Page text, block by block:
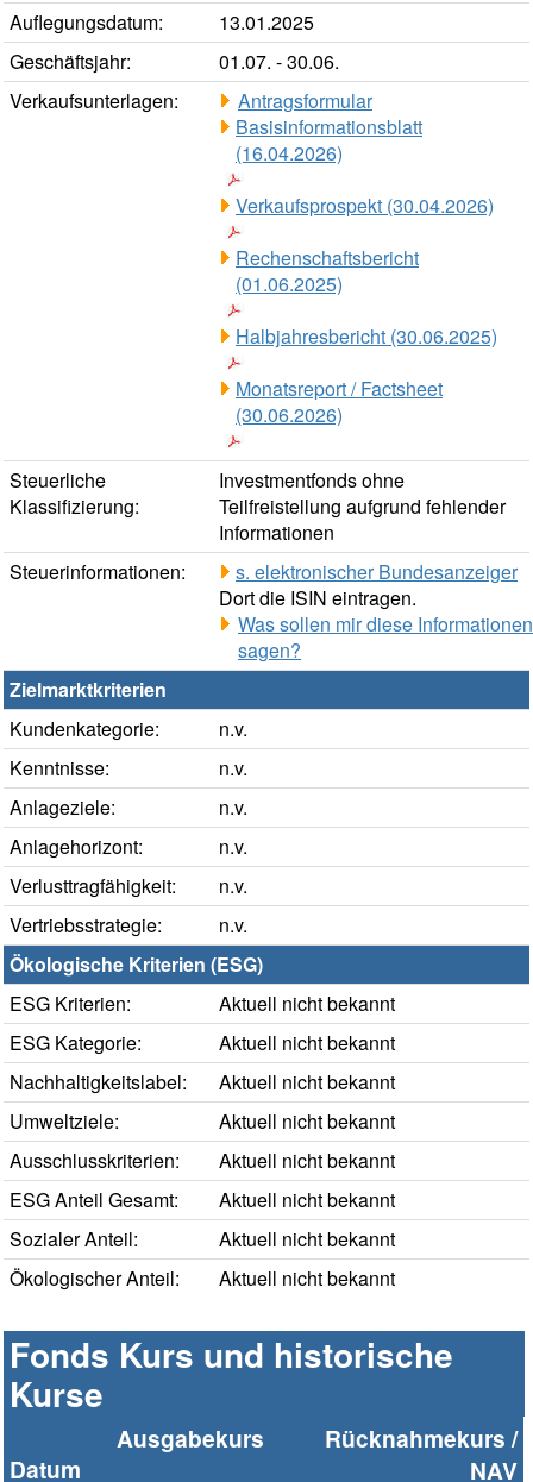
Auflegungsdatum:
13.01.2025
Geschäftsjahr:
01.07. - 30.06.
Verkaufsunterlagen:
Antragsformular
Basisinformationsblatt
(16.04.2026)
Verkaufsprospekt (30.04.2026)
Rechenschaftsbericht
(01.06.2025)
Halbjahresbericht (30.06.2025)
Monatsreport / Factsheet
(30.06.2026)
Steuerliche
Klassifizierung:
Investmentfonds ohne
Teilfreistellung aufgrund fehlender
Informationen
Steuerinformationen:
s. elektronischer Bundesanzeiger
Dort die ISIN eintragen.
Was sollen mir diese Informationen
sagen?
Zielmarktkriterien
Kundenkategorie:
n.v.
Kenntnisse:
n.v.
Anlageziele:
n.v.
Anlagehorizont:
n.v.
Verlusttragfähigkeit:
n.v.
Vertriebsstrategie:
n.v.
Ökologische Kriterien (ESG)
ESG Kriterien:
Aktuell nicht bekannt
ESG Kategorie:
Aktuell nicht bekannt
Nachhaltigkeitslabel:
Aktuell nicht bekannt
Umweltziele:
Aktuell nicht bekannt
Ausschlusskriterien:
Aktuell nicht bekannt
ESG Anteil Gesamt:
Aktuell nicht bekannt
Sozialer Anteil:
Aktuell nicht bekannt
Ökologischer Anteil:
Aktuell nicht bekannt
Fonds Kurs und historische
Kurse
Datum
Ausgabekurs
Rücknahmekurs /
NAV